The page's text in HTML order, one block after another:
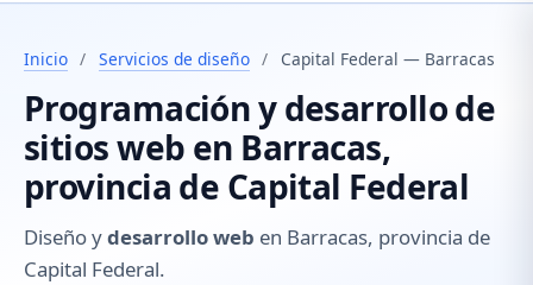
Inicio / Servicios de diseño / Capital Federal — Barracas
Programación y desarrollo de
sitios web en Barracas,
provincia de Capital Federal
Diseño ydesarrollo web en Barracas, provincia de
Capital Federal.